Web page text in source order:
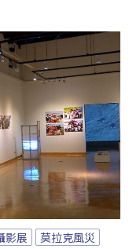
影展
莫拉克風災